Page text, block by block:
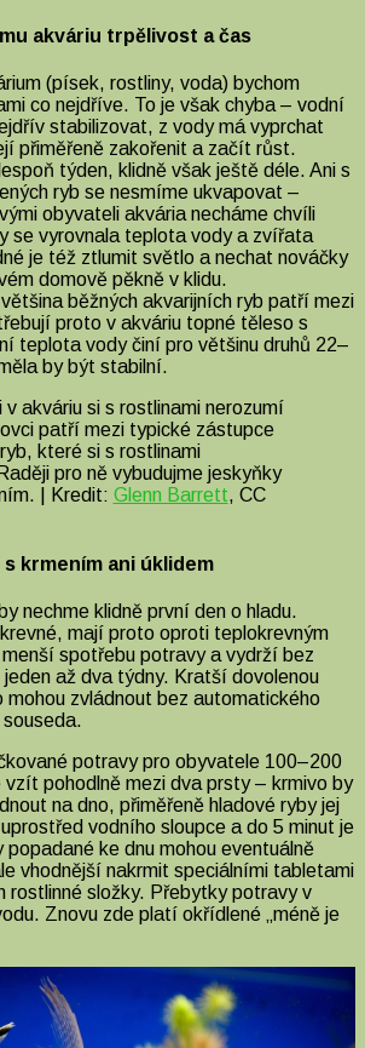
akváriu trpělivost a čas
(písek, rostliny, voda) bychom
co nejdříve. To je však chyba – vodní
stabilizovat, z vody má vyprchat
přiměřeně zakořenit a začít růst.
týden, klidně však ještě déle. Ani s
ryb se nesmíme ukvapovat –
obyvateli akvária necháme chvíli
se vyrovnala teplota vody a zvířata
je též ztlumit světlo a nechat nováčky
domově pěkně v klidu.
běžných akvarijních ryb patří mezi
proto v akváriu topné těleso s
teplota vody činí pro většinu druhů 22–
by být stabilní.
patří mezi typické zástupce
které si s rostlinami
pro ně vybudujme jeskyňky
| Kredit: Glenn Barrett, CC
krmením ani úklidem
nechme klidně první den o hladu.
mají proto oproti teplokrevným
spotřebu potravy a vydrží bez
až dva týdny. Kratší dovolenou
mohou zvládnout bez automatického
potravy pro obyvatele 100–200
vzít pohodlně mezi dva prsty – krmivo by
na dno, přiměřeně hladové ryby jej
vodního sloupce a do 5 minut je
ke dnu mohou eventuálně
vhodnější nakrmit speciálními tabletami
rostlinné složky. Přebytky potravy v
Znovu zde platí okřídlené „méně je